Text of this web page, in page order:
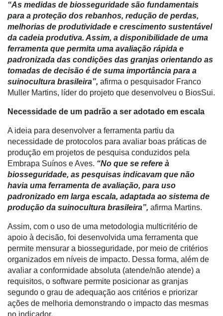
Cadeira
Artigos
Agenda
Agricultura
de
Precisão
e
Robótica
Conectividade
Dados
e
Análise
E-
Informatização
da
Agricultura
Vertical
Software
Empresarial
“As medidas de biosseguridade são fundamentais
para a proteção dos rebanhos, redução de perdas,
melhorias de produtividade e crescimento sustentável
da cadeia produtiva. Assim, a disponibilidade de uma
ferramenta que permita uma avaliação rápida e
padronizada das condições das granjas orientando as
tomadas de decisão é de suma importância para a
suinocultura brasileira”, afirma o pesquisador Franco
Muller Martins, líder do projeto que desenvolveu o BiosSui.
Necessidade de um padrão a ser adotado em escala
A ideia para desenvolver a ferramenta partiu da
necessidade de protocolos para avaliar boas práticas de
produção em projetos de pesquisa conduzidos pela
Embrapa Suínos e Aves. “No que se refere à
biosseguridade, as pesquisas indicavam que não
havia uma ferramenta de avaliação, para uso
padronizado em larga escala, adaptada ao sistema de
produção da suinocultura brasileira”, afirma Martins.
Assim, com o uso de uma metodologia multicritério de
apoio à decisão, foi desenvolvida uma ferramenta que
permite mensurar a biosseguridade, por meio de critérios
organizados em níveis de impacto. Dessa forma, além de
avaliar a conformidade absoluta (atende/não atende) a
requisitos, o software permite posicionar as granjas
segundo o grau de adequação aos critérios e priorizar
ações de melhoria demonstrando o impacto das mesmas